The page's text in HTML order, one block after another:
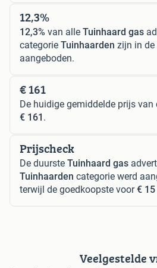
12,3%
12,3% van alle Tuinhaard gas
categorie Tuinhaarden zijn in de
aangeboden.
€ 161
De huidige gemiddelde prijs van
€ 161 .
Prijscheck
De duurste Tuinhaard gas
Tuinhaarden categorie werd
terwijl de goedkoopste voor€ 15
Veelgestelde